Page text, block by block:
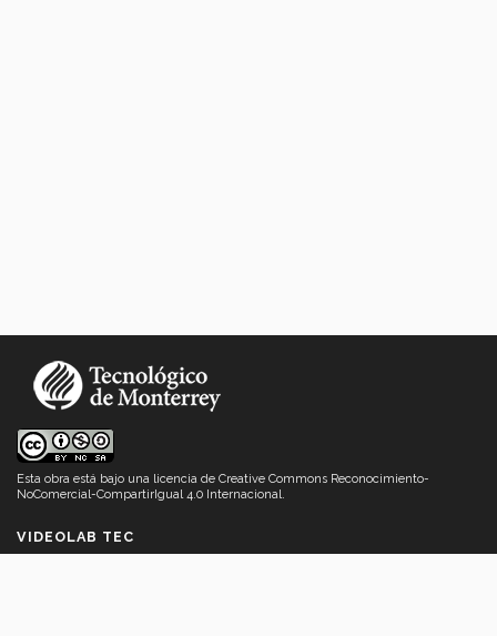
Esta obra está bajo una licencia de Creative Commons Reconocimiento-
NoComercial-CompartirIgual 4.0 Internacional
VIDEOLAB TEC